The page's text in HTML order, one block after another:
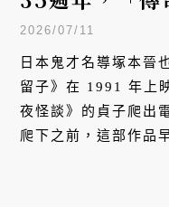
何成為日本人
2026/07/11
日本鬼才名導塚本晉
留子》在 1991 年上
夜怪談》的貞子爬出
爬下之前，這部作品